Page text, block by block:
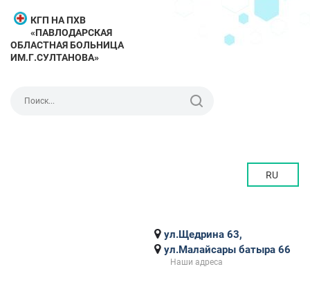
КГП НА ПХВ
«ПАВЛОДАРСКАЯ
ОБЛАСТНАЯ БОЛЬНИЦА
ИМ.Г.СУЛТАНОВА»
RU
ул.Щедрина 63,
ул.Малайсары батыра 66
Наши адреса